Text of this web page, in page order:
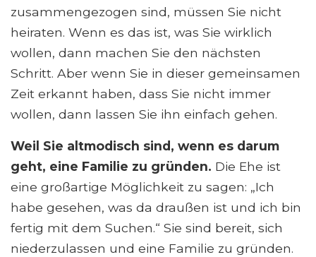
zusammengezogen sind, müssen Sie nicht
heiraten. Wenn es das ist, was Sie wirklich
wollen, dann machen Sie den nächsten
Schritt. Aber wenn Sie in dieser gemeinsamen
Zeit erkannt haben, dass Sie nicht immer
wollen, dann lassen Sie ihn einfach gehen.
Weil Sie altmodisch sind, wenn es darum
geht, eine Familie zu gründen. Die Ehe ist
eine großartige Möglichkeit zu sagen: „Ich
habe gesehen, was da draußen ist und ich bin
fertig mit dem Suchen.“ Sie sind bereit, sich
niederzulassen und eine Familie zu gründen.